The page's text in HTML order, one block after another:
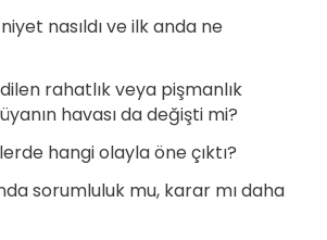
nasıldı ve ilk anda ne
rahatlık veya pişmanlık
havası da değişti mi?
hangi olayla öne çıktı?
sorumluluk mu, karar mı daha